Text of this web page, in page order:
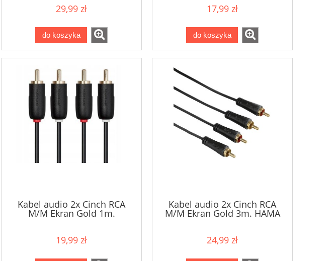
29,99 zł
do koszyka
17,99 zł
do koszyka
Kabel audio 2x Cinch RCA
M/M Ekran Gold 1m.
19,99 zł
Kabel audio 2x Cinch RCA
M/M Ekran Gold 3m. HAMA
24,99 zł